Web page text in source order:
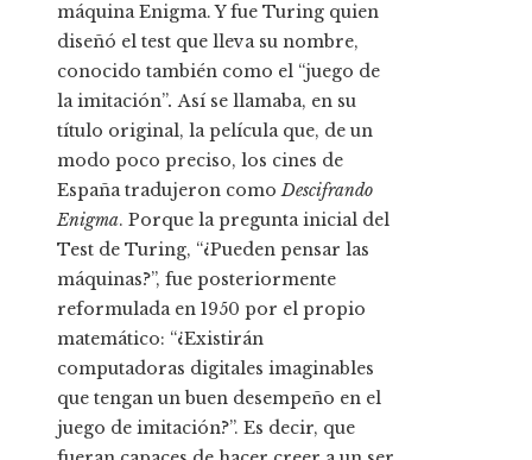
máquina Enigma. Y fue Turing quien
diseñó el test que lleva su nombre,
conocido también como el “juego de
la imitación”.Así se llamaba, en su
título original, la película que, de un
modo poco preciso, los cines de
España tradujeron comoDescifrando
Enigma. Porque la pregunta inicial del
Test de Turing, “¿Pueden pensar las
máquinas?”, fue posteriormente
reformulada en 1950 por el propio
matemático: “¿Existirán
computadoras digitales imaginables
que tengan un buen desempeño en el
juego de imitación?”. Es decir, que